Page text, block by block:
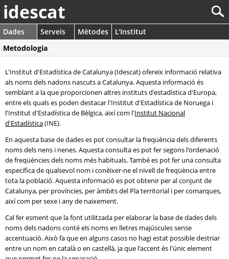
idescat
Dades Serveis Mètodes
L'Institut
Metodologia
L'Institut d'Estadística de Catalunya (Idescat) ofereix informació relativa
als noms dels nadons nascuts a Catalunya. Aquesta informació és
semblant a la que proporcionen altres instituts d'estadística d'Europa,
entre els quals es poden destacar l'Institut d'Estadística de Noruega i
l'Institut d'Estadística de Bèlgica, així com l'Institut Nacional
d'Estadística(INE).
En aquesta base de dades es pot consultar la freqüència dels diferents
noms dels nens i nenes. Aquesta consulta es pot fer segons l'ordenació
de freqüències dels noms més habituals. També es pot fer una consulta
específica de qualsevol nom i conèixer-ne el nivell de freqüència entre
tota la població. Aquesta informació es pot obtenir per al conjunt de
Catalunya, per províncies, per àmbits del Pla territorial i per comarques,
així com per sexe i any de naixement.
Cal fer esment que la font utilitzada per elaborar la base de dades dels
noms dels nadons conté els noms en lletres majúscules sense
accentuació. Això fa que en alguns casos no hagi estat possible destriar
entre un nom en català o en castellà, ja que l'accent és l'únic element